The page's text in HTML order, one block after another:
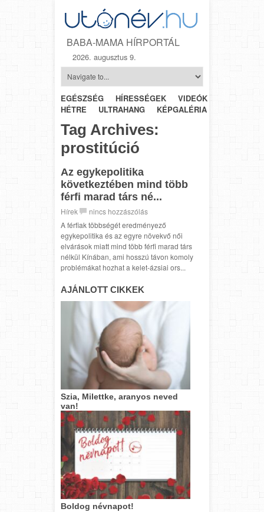
BABA-MAMA HÍRPORTÁL
2026. augusztus 9.
EGÉSZSÉG HÍRESSÉGEK VIDEÓK
HÉTRŐL-
HÉTRE
ULTRAHANG KÉPGALÉRIA
Tag Archives:
prostitúció
Az egykepolitika
következtében mind több
férfi marad társ né...
Hírek
nincs hozzászólás
A férfiak többségét eredményező
egykepolitika és az egyre növekvő női
elvárások miatt mind több férfi marad társ
nélkül Kínában, ami hosszú távon komoly
problémákat hozhat a kelet-ázsiai ors...
AJÁNLOTT CIKKEK
Szia, Milettke, aranyos neved
van!
Boldog névnapot!